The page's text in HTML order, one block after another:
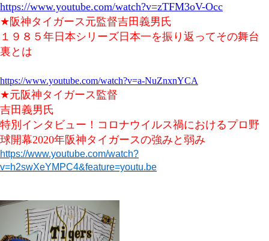
https://www.youtube.com/watch?v=zTFM3oV-Occ
★阪神タイガース元監督吉田義男氏
１９８５年日本シリーズ日本一を振り返ってその舞台
裏とは
https://www.youtube.com/watch?v=a-NuZnxnYCA
★元阪神タイガース監督
吉田義男氏
特別インタビュー！コロナウイルス禍におけるプロ野
球開幕2020年阪神タイガースの強みと弱み
https://www.youtube.com/watch?
v=h2swXeYMPC4&feature=youtu.be